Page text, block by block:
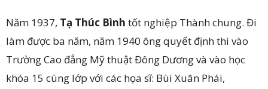
Năm 1937, Tạ Thúc Bình tốt nghiệp Thành chung. Đi
làm được ba năm, năm 1940 ông quyết định thi vào
Trường Cao đẳng Mỹ thuật Đông Dương và vào học
khóa 15 cùng lớp với các họa sĩ: Bùi Xuân Phái,